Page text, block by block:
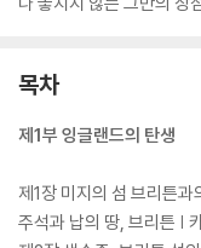
목차
제1부 잉글랜드의 탄생
제1장 미지의 섬 브리튼과
주석과 납의 땅, 브리튼 |